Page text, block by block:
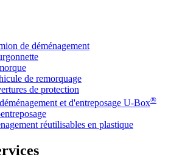
de déménagement
de remorquage
de protection
et d'entreposage U-Box®
réutilisables en plastique